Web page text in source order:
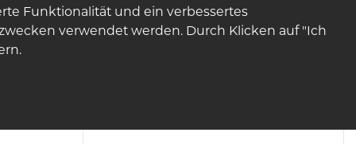
Funktionalität und ein verbessertes
verwendet werden. Durch Klicken auf "Ich